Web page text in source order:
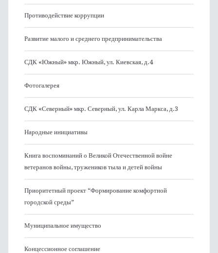
Противодействие коррупции
Развитие малого и среднего предпринимательства
СДК «Южный» мкр. Южный, ул. Киевская, д.4
Фотогалерея
СДК «Северный» мкр. Северный, ул. Карла Маркса, д.3
Народные инициативы
Книга воспоминаний о Великой Отечественной войне
ветеранов войны, тружеников тыла и детей войны
Приоритетный проект “Формирование комфортной
городской среды”
Муниципальное имущество
Концессионное соглашение